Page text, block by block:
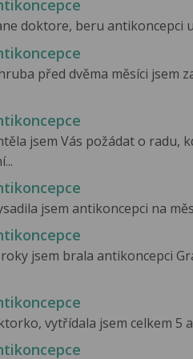
doktore, beru antikoncepci
před dvěma měsíci jsem
jsem Vás požádat o radu,
jsem antikoncepci na
jsem brala antikoncepci
vytřídala jsem celkem 5